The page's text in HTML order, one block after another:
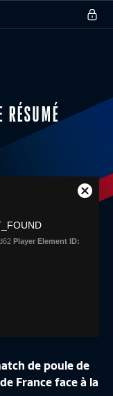
Share
Player Element ID:
Close
de poule de
France face à la